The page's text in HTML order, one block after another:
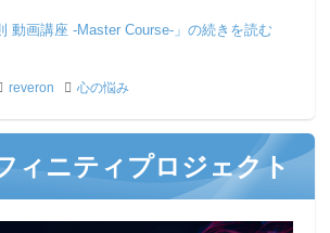
動画講座 -Master Course-」の続きを読む
reveron 心の悩み
ィニティプロジェクト